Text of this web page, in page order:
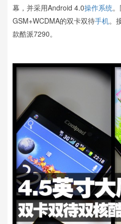
幕，并采用Android 4.0操作系统
GSM+WCDMA的双卡双待手机。
款酷派7290。